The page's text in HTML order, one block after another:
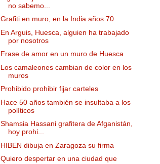
no sabemo...
Grafiti en muro, en la India años 70
En Arguis, Huesca, alguien ha trabajado
por nosotros
Frase de amor en un muro de Huesca
Los camaleones cambian de color en los
muros
Prohibido prohibir fijar carteles
Hace 50 años también se insultaba a los
políticos
Shamsia Hassani grafitera de Afganistán,
hoy prohi...
HIBEN dibuja en Zaragoza su firma
Quiero despertar en una ciudad que